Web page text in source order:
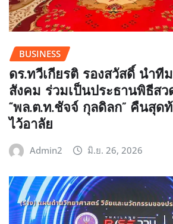
BUSINESS
ดร.ทวีเกียรติ รองสวัสดิ์ นำ
สังคม ร่วมเป็นประธานพิธีส
“พล.ต.ท.ชัจจ์ กุลดิลก” คืนสุด
ไว้อาลัย
Admin2 มิ.ย. 26, 2026